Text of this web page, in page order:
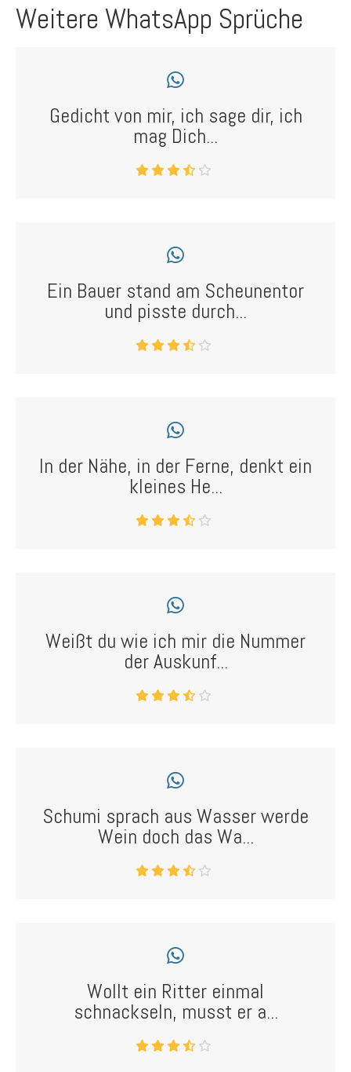
Weitere WhatsApp Sprüche
Gedicht von mir, ich sage dir, ich
mag Dich...
Ein Bauer stand am Scheunentor
und pisste durch...
In der Nähe, in der Ferne, denkt ein
kleines He...
Weißt du wie ich mir die Nummer
der Auskunf...
Schumi sprach aus Wasser werde
Wein doch das Wa...
Wollt ein Ritter einmal
schnackseln, musst er a...